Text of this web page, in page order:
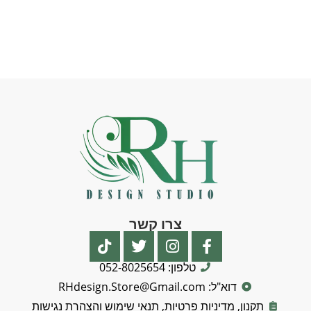
צרו קשר
טלפון: 052-8025654
דוא"ל: RHdesign.Store@Gmail.com
תקנון, מדיניות פרטיות, תנאי שימוש והצהרת נגישות